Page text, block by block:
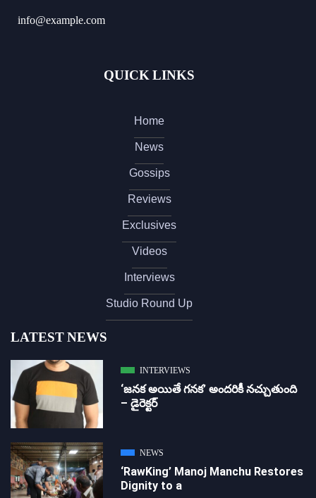
info@example.com
QUICK LINKS
Home
News
Gossips
Reviews
Exclusives
Videos
Interviews
Studio Round Up
LATEST NEWS
INTERVIEWS
‘జ‌న‌క అయితే గ‌న‌క‌’ అందరికీ నచ్చుతుంది
– డైరెక్ట‌ర్
NEWS
‘RawKing’ Manoj Manchu Restores
Dignity to a